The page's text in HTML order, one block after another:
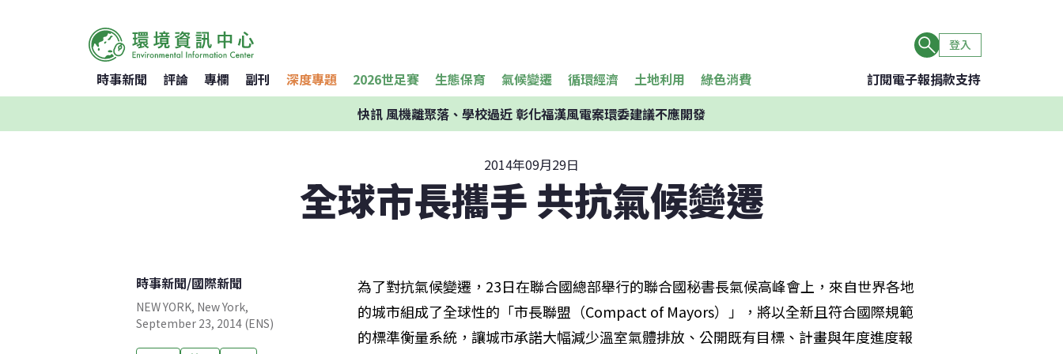
登入
時事新聞 評論 專欄 副刊 深度專題 2026世足賽 生態保育 氣候變遷 循環經濟 土地利用 綠色消費 訂閱電子報捐款支持
快訊風機離聚落、學校過近 彰化福漢風電案環委建議不應開發
2014年09月29日
全球市長攜手 共抗氣候變遷
時事新聞/國際新聞
NEW YORK, New York,
September 23, 2014 (ENS)
為了對抗氣候變遷，23日在聯合國總部舉行的聯合國秘書長氣候高峰會上，來自世界各地
的城市組成了全球性的「市長聯盟（Compact of Mayors）」，將以全新且符合國際規範
的標準衡量系統，讓城市承諾大幅減少溫室氣體排放、公開既有目標、計畫與年度進度報